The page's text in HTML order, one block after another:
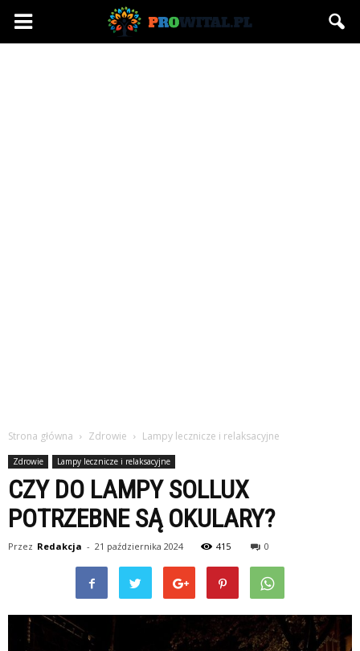
Prowital.pl
Strona główna Zdrowie Lampy lecznicze i relaksacyjne
Zdrowie Lampy lecznicze i relaksacyjne
CZY DO LAMPY SOLLUX
POTRZEBNE SĄ OKULARY?
Przez Redakcja - 21 października 2024 415 0